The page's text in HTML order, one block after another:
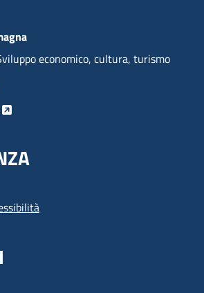
economico, cultura, turismo